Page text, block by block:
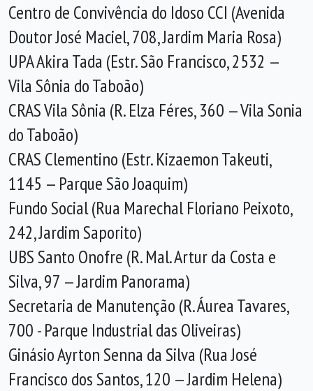
Centro de Convivência do Idoso CCI (Avenida
Doutor José Maciel, 708, Jardim Maria Rosa)
UPA Akira Tada (Estr. São Francisco, 2532 —
Vila Sônia do Taboão)
CRAS Vila Sônia (R. Elza Féres, 360 — Vila Sonia
do Taboão)
CRAS Clementino (Estr. Kizaemon Takeuti,
1145 — Parque São Joaquim)
Fundo Social (Rua Marechal Floriano Peixoto,
242, Jardim Saporito)
UBS Santo Onofre (R. Mal. Artur da Costa e
Silva, 97 — Jardim Panorama)
Secretaria de Manutenção (R. Áurea Tavares,
700 - Parque Industrial das Oliveiras)
Ginásio Ayrton Senna da Silva (Rua José
Francisco dos Santos, 120 — Jardim Helena)